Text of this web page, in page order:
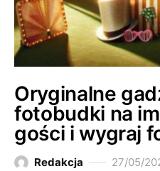
Oryginalne
fotobudki na
gości i wygraj
Redakcja 27/05/